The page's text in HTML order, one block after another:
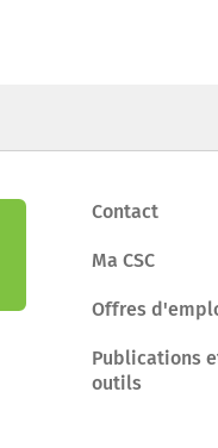
Contact
Ma CSC
Offres
Publications
outils